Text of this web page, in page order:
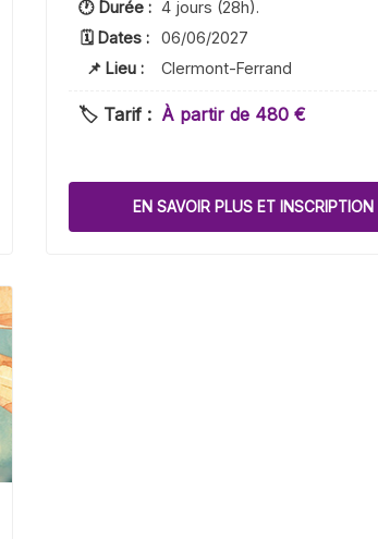
🕐 Durée : 4 jours (28h).
🗓 Dates :
06/06/2027
📌 Lieu :
Clermont-Ferrand
🏷️ Tarif : À partir de 480 €
EN SAVOIR PLUS ET INSCRIPTION